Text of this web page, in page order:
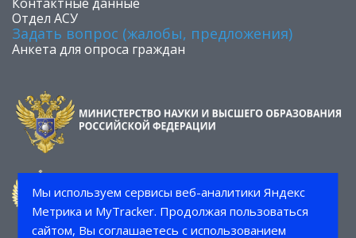
Мы используем сервисы веб-аналитики Яндекс
Метрика и MyTracker. Продолжая пользоваться
сайтом, Вы соглашаетесь с использованием
Отдел АСУ
Задать вопрос (жалобы, предложения)
Анкета для опроса граждан